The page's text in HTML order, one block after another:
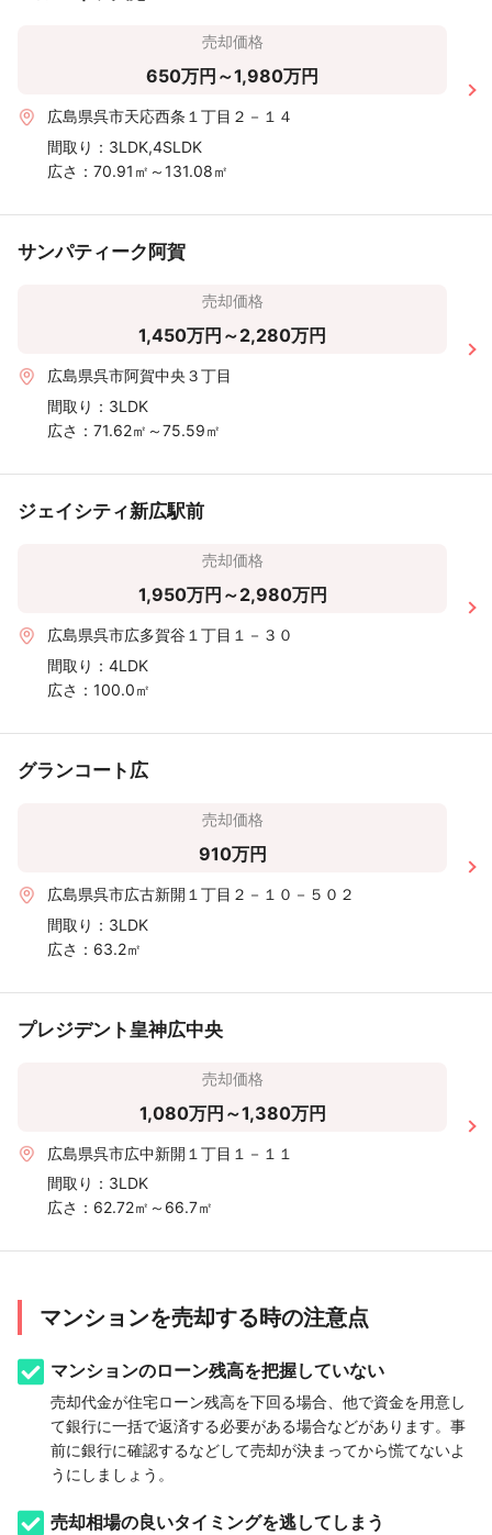
売却価格
650万円～1,980万円
広島県呉市天応西条１丁目２－１４
間取り： 3LDK,4SLDK
広さ： 70.91㎡～131.08㎡
サンパティーク阿賀
売却価格
1,450万円～2,280万円
広島県呉市阿賀中央３丁目
間取り： 3LDK
広さ： 71.62㎡～75.59㎡
ジェイシティ新広駅前
売却価格
1,950万円～2,980万円
広島県呉市広多賀谷１丁目１－３０
間取り： 4LDK
広さ： 100.0㎡
グランコート広
売却価格
910万円
広島県呉市広古新開１丁目２－１０－５０２
間取り： 3LDK
広さ： 63.2㎡
プレジデント皇神広中央
売却価格
1,080万円～1,380万円
広島県呉市広中新開１丁目１－１１
間取り： 3LDK
広さ： 62.72㎡～66.7㎡
マンションを売却する時の注意点
マンションのローン残高を把握していない
売却代金が住宅ローン残高を下回る場合、他で資金を用意し
て銀行に一括で返済する必要がある場合などがあります。事
前に銀行に確認するなどして売却が決まってから慌てないよ
うにしましょう。
売却相場の良いタイミングを逃してしまう